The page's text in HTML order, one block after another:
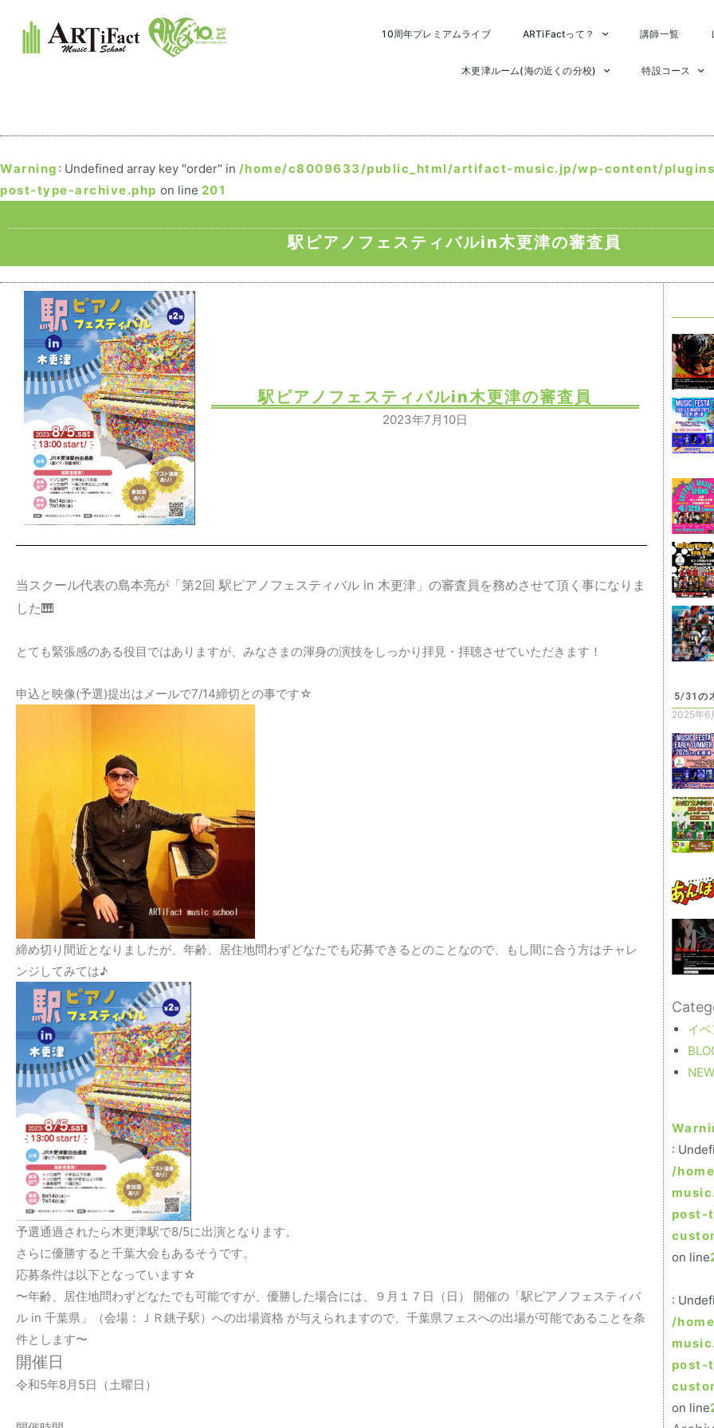
10周年プレミアムライブ ARTiFactって？ 講師一覧
木更津ルーム(海の近くの分校) 特設コース
Warning : Undefined array key "order" in /home/c8009633/public_html/artifact-music.jp/wp-content/
post-type-archive.php on line 201
駅ピアノフェスティバルin木更津の審査員
駅ピアノフェスティバルin木更津の審査員
2023年7月10日
当スクール代表の島本亮が「第2回 駅ピアノフェスティバル in 木更津」の審査員を務めさせて頂く事になりま
した🎹
とても緊張感のある役目ではありますが、みなさまの渾身の演技をしっかり拝見・拝聴させていただきます！
申込と映像(予選)提出はメールで7/14締切との事です☆
締め切り間近となりましたが、年齢、居住地問わずどなたでも応募できるとのことなので、もし間に合う方はチャレ
ンジしてみては♪
予選通過されたら木更津駅で8/5に出演となります。
さらに優勝すると千葉大会もあるそうです。
応募条件は以下となっています☆
〜年齢、居住地問わずどなたでも可能ですが、優勝した場合には、９月１７日（日） 開催の「駅ピアノフェスティバ
ル in 千葉県」（会場：ＪＲ銚子駅）への出場資格 が与えられますので、千葉県フェスへの出場が可能であることを条
件とします〜
開催日
令和5年8月5日（土曜日）
5/31の
2025年6
イ
:
/
post-
on line
:
/
post-
on line